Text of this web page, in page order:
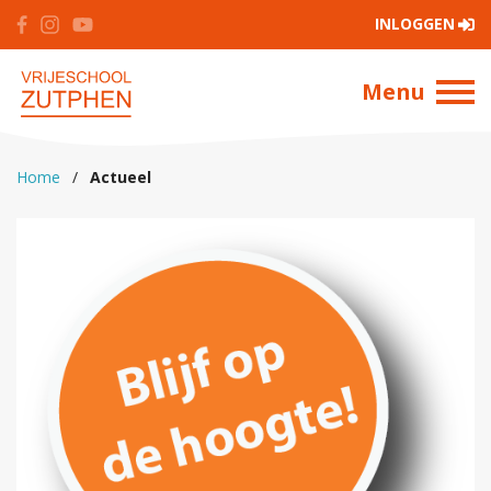
INLOGGEN
Menu
Home / Actueel